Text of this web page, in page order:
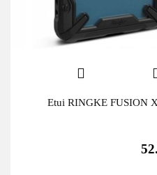
Etui RINGKE FUSION